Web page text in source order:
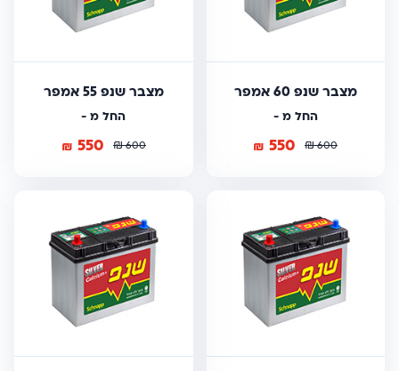
מצבר שנפ 60 אמפר
החל מ -
600
₪
550
₪
מצבר שנפ 55 אמפר
החל מ -
600
₪
550
₪